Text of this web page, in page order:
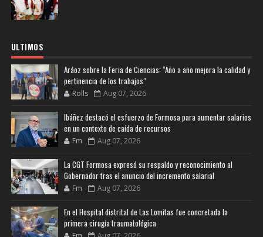
ULTIMOS
Aráoz sobre la Feria de Ciencias: “Año a año mejora la calidad y
pertinencia de los trabajos”
Rolls Aug 07, 2026
Ibáñez destacó el esfuerzo de Formosa para aumentar salarios
en un contexto de caída de recursos
Fm Aug 07, 2026
La CGT Formosa expresó su respaldo y reconocimiento al
Gobernador tras el anuncio del incremento salarial
Fm Aug 07, 2026
En el Hospital distrital de Las Lomitas fue concretada la
primera cirugía traumatológica